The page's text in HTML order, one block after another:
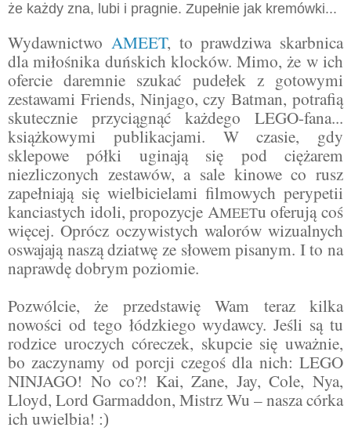
że każdy zna, lubi i pragnie. Zupełnie jak kremówki...
Wydawnictwo AMEET, to prawdziwa skarbnica
dla miłośnika duńskich klocków. Mimo, że w ich
ofercie daremnie szukać pudełek z gotowymi
zestawami Friends, Ninjago, czy Batman, potrafią
skutecznie przyciągnąć każdego LEGO-fana...
książkowymi publikacjami. W czasie, gdy
sklepowe półki uginają się pod ciężarem
niezliczonych zestawów, a sale kinowe co rusz
zapełniają się wielbicielami filmowych perypetii
kanciastych idoli, propozycje AMEETu oferują coś
więcej. Oprócz oczywistych walorów wizualnych
oswajają naszą dziatwę ze słowem pisanym. I to na
naprawdę dobrym poziomie.
Pozwólcie, że przedstawię Wam teraz kilka
nowości od tego łódzkiego wydawcy. Jeśli są tu
rodzice uroczych córeczek, skupcie się uważnie,
bo zaczynamy od porcji czegoś dla nich: LEGO
NINJAGO! No co?! Kai, Zane, Jay, Cole, Nya,
Lloyd, Lord Garmaddon, Mistrz Wu – nasza córka
ich uwielbia! :)